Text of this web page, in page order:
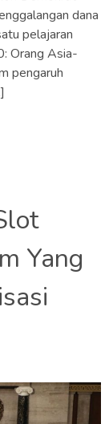
dana
pelajaran
Orang Asia-
pengaruh
Yang